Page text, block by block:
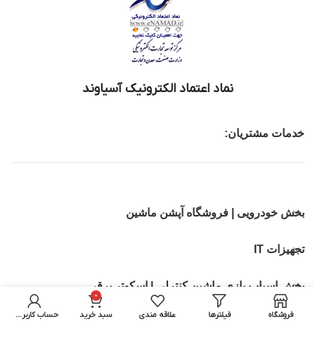
نماد اعتماد الکترونیک آسیاوند
خدمات مشتریان:
بخش خودرویی | فروشگاه آپشن ماشین
تجهیزات IT
بخش اسباب بازی ماشین کنترلی | اسکوتر برقی
فروشگاه فیلترها علاقه مندی
0
سبد خرید حساب کاربری من